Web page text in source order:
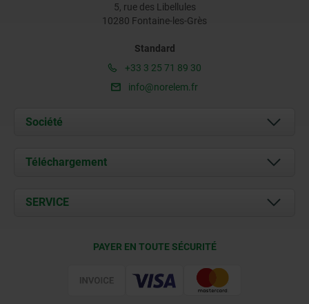
5, rue des Libellules
10280 Fontaine-les-Grès
Standard
+33 3 25 71 89 30
info@norelem.fr
Société
À propos de nous
Contact
Téléchargement
Documents
SERVICE
PAYER EN TOUTE SÉCURITÉ